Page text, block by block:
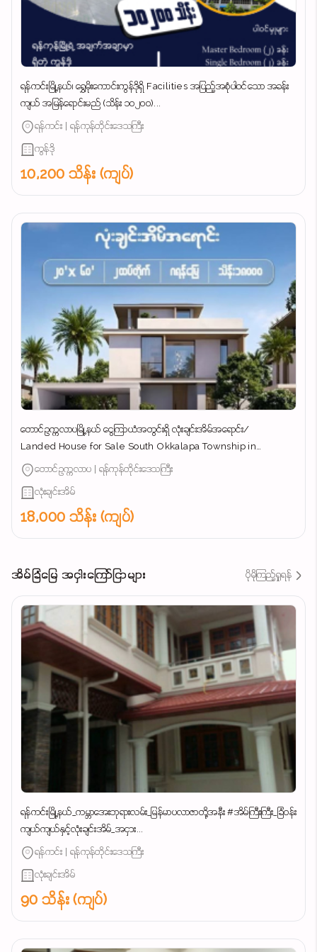
ရန်ကင်းမြို့နယ်၊ ရွှေမိုးကောင်းကွန်ဒိုရှိ Facilities အပြည့်အစုံပါဝင်သော အခန်း
ကျယ် အမြန်ရောင်းမည် (သိန်း ၁၀၂၀၀)...
ရန်ကင်း | ရန်ကုန်တိုင်းဒေသကြီး
ကွန်ဒို
10,200 သိန်း (ကျပ်)
တောင်ဥက္ကလာပမြို့နယ် ​ငွေကြာယံအတွင်းရှိ လုံးချင်းအိမ်အ​ရောင်း/
Landed House for Sale South Okkalapa Township in
Yangon/
တောင်ဥက္ကလာပ | ရန်ကုန်တိုင်းဒေသကြီး
လုံးချင်းအိမ်
18,000 သိန်း (ကျပ်)
အိမ်ခြံမြေ အငှါးကြော်ငြာများ ပိုမိုကြည့်ရှုရန်
ရန်ကင်းမြို့နယ်_ကမ္ဘာအေးဘုရားလမ်း_မြန်မာပလာဇာတို့အနီး #အိမ်ကြီးကြီး_ခြံဝန်း
ကျယ်ကျယ်နှင့်လုံးချင်းအိမ်_အငှား...
ရန်ကင်း | ရန်ကုန်တိုင်းဒေသကြီး
လုံးချင်းအိမ်
90 သိန်း (ကျပ်)